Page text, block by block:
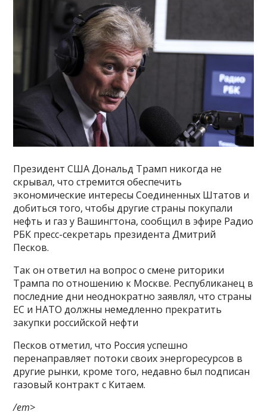
Президент США Дональд Трамп никогда не
скрывал, что стремится обеспечить
экономические интересы Соединенных Штатов и
добиться того, чтобы другие страны покупали
нефть и газ у Вашингтона, сообщил в эфире Радио
РБК пресс-секретарь президента Дмитрий
Песков.
Так он ответил на вопрос о смене риторики
Трампа по отношению к Москве. Республиканец в
последние дни неоднократно заявлял, что страны
ЕС и НАТО должны немедленно прекратить
закупки российской нефти
Песков отметил, что Россия успешно
перенаправляет потоки своих энергоресурсов в
другие рынки, кроме того, недавно был подписан
газовый контракт с Китаем.
/em>